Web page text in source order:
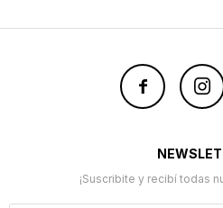
 
¡Suscribite y recibí todas